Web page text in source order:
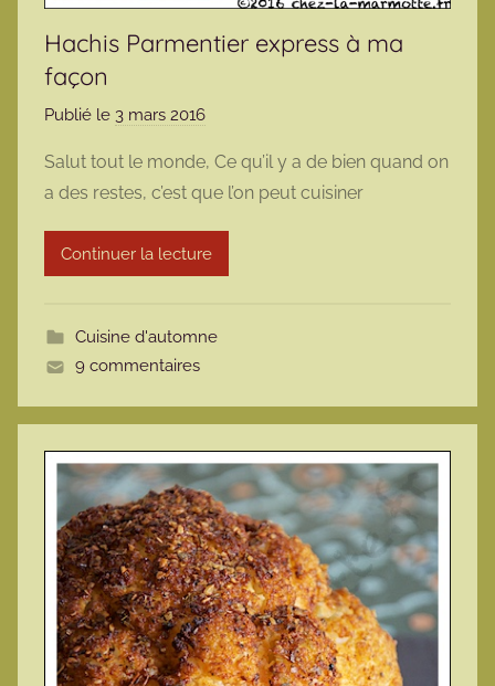
Hachis Parmentier express à ma
façon
Publié le 3 mars 2016
r
m
a
r
t
e
Salut tout le monde, Ce qu’il y a de bien quand on
a des restes, c’est que l’on peut cuisiner
Continuer la lecture
Cuisine d'automne
9 commentaires